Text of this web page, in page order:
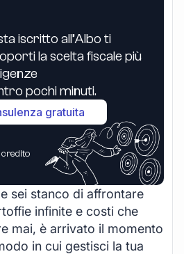
iscritto all’Albo ti
la scelta fiscale più
pochi minuti.
gratuita
sei stanco di affrontare
infinite e costi che
mai, è arrivato il momento
in cui gestisci la tua